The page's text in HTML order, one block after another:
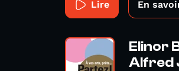
Lire En
Elinor
Alfred